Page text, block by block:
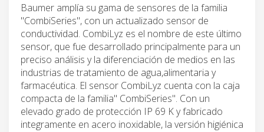
Baumer amplía su gama de sensores de la familia
"CombiSeries", con un actualizado sensor de
conductividad. CombiLyz es el nombre de este último
sensor, que fue desarrollado principalmente para un
preciso análisis y la diferenciación de medios en las
industrias de tratamiento de agua,alimentaria y
farmacéutica. El sensor CombiLyz cuenta con la caja
compacta de la familia" CombiSeries". Con un
elevado grado de protección IP 69 K y fabricado
integramente en acero inoxidable, la versión higiénica